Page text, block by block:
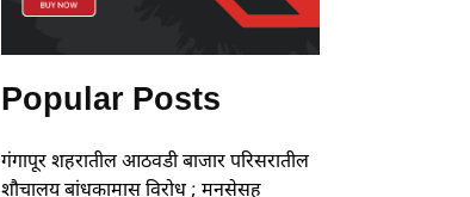
Popular Posts
गंगापूर शहरातील आठवडी बाजार परिसरातील
शौचालय बांधकामास विरोध ; मनसेसह